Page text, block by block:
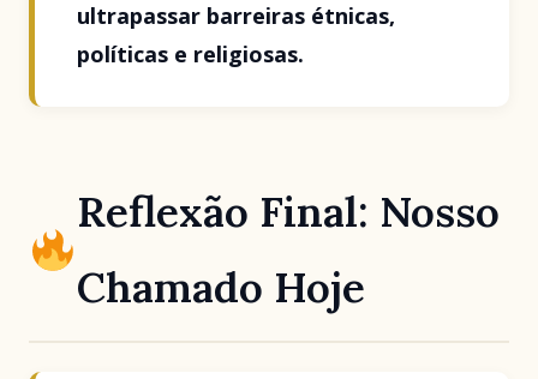
ultrapassar barreiras étnicas,
políticas e religiosas.
Reflexão Final: Nosso
Chamado Hoje